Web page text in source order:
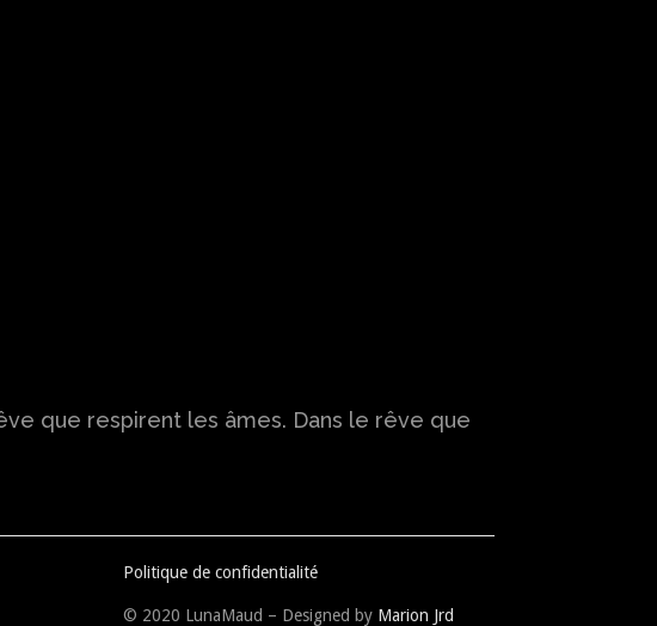
que respirent les âmes. Dans le rêve que
Politique de confidentialité
© 2020 LunaMaud – Designed by Marion Jrd